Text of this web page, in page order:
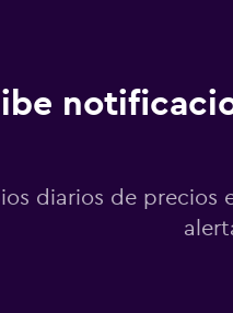
diarios de precios